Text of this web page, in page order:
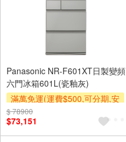
Panasonic NR-F601XT日製變頻
六門冰箱601L(瓷釉灰)
滿萬免運(運費$500,可分期,安
裝跨區費另計,單品未滿1萬元
及使用6期以上分期0利率,需付
基本安裝運費)
$ 78900
$73,151